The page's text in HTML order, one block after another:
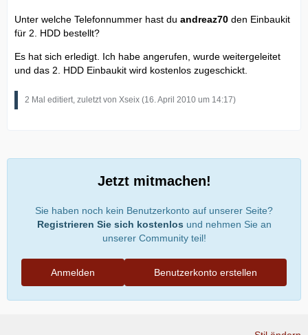
Unter welche Telefonnummer hast du andreaz70 den Einbaukit
für 2. HDD bestellt?
Es hat sich erledigt. Ich habe angerufen, wurde weitergeleitet
und das 2. HDD Einbaukit wird kostenlos zugeschickt.
2 Mal editiert, zuletzt von Xseix (16. April 2010 um 14:17)
Jetzt mitmachen!
Sie haben noch kein Benutzerkonto auf unserer Seite?
Registrieren Sie sich kostenlos und nehmen Sie an
unserer Community teil!
Benutzerkonto erstellen
Anmelden